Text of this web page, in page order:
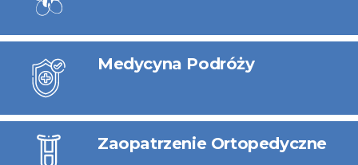
Medycyna Podróży
Zaopatrzenie Ortopedyczne